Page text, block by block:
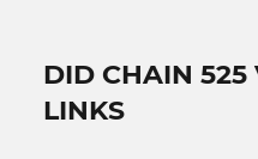
DID CHAIN 525
LINKS